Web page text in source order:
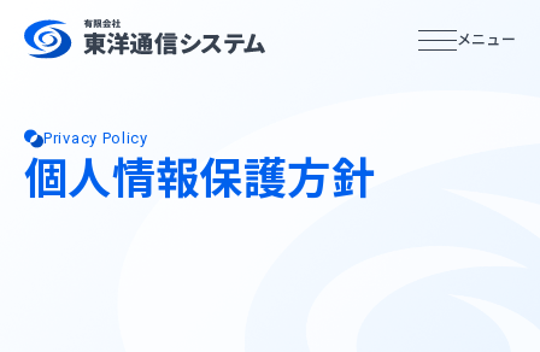
ホーム
Privacy Policy
個人情報保護方針